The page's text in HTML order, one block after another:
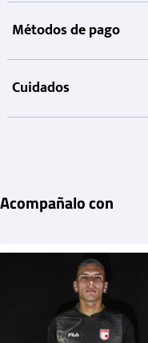
Métodos de pago
Cuidados
Acompañalo con